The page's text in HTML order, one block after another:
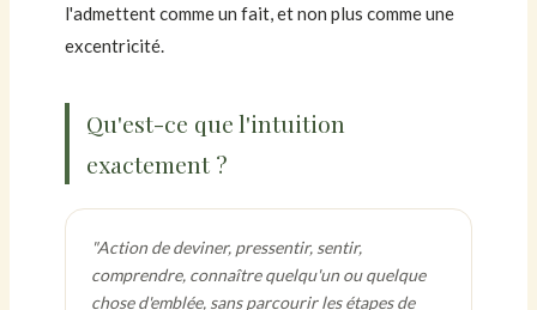
l'admettent comme un fait, et non plus comme une
excentricité.
Qu'est-ce que l'intuition
exactement ?
"Action de deviner, pressentir, sentir,
comprendre, connaître quelqu'un ou quelque
chose d'emblée, sans parcourir les étapes de